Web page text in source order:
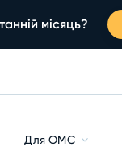
місяць?
Для ОМС